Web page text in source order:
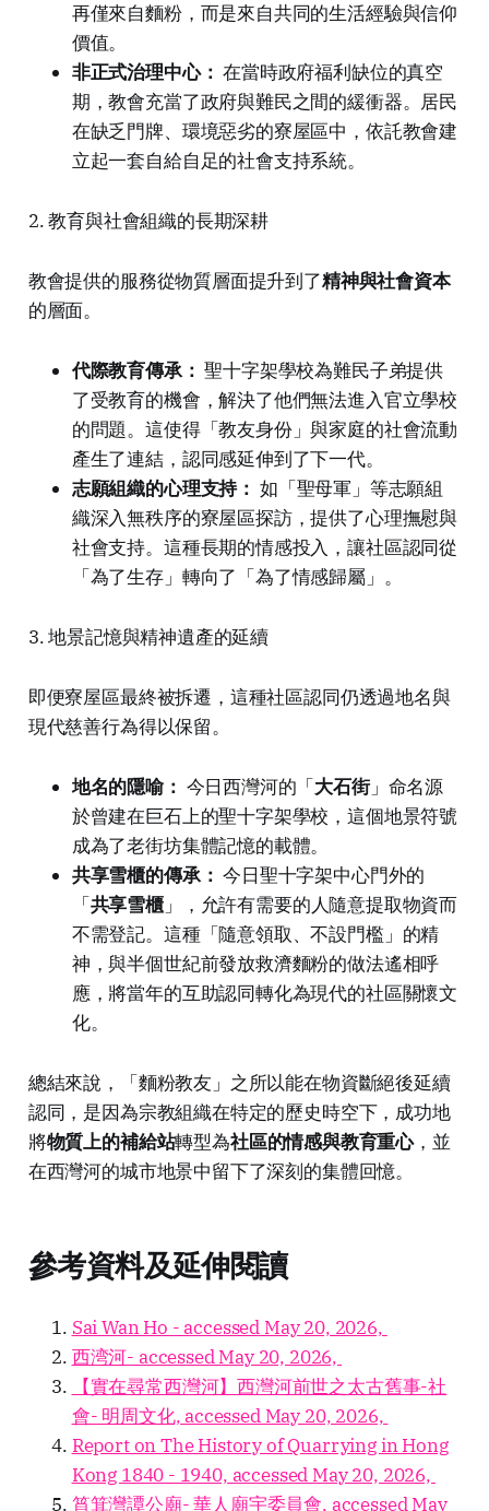
再僅來自麵粉，而是來自共同的生活經驗與信仰
價值。
非正式治理中心： 在當時政府福利缺位的真空
期，教會充當了政府與難民之間的緩衝器。居民
在缺乏門牌、環境惡劣的寮屋區中，依託教會建
立起一套自給自足的社會支持系統。
2. 教育與社會組織的長期深耕
教會提供的服務從物質層面提升到了精神與社會資本
的層面。
代際教育傳承： 聖十字架學校為難民子弟提供
了受教育的機會，解決了他們無法進入官立學校
的問題。這使得「教友身份」與家庭的社會流動
產生了連結，認同感延伸到了下一代。
志願組織的心理支持： 如「聖母軍」等志願組
織深入無秩序的寮屋區探訪，提供了心理撫慰與
社會支持。這種長期的情感投入，讓社區認同從
「為了生存」轉向了「為了情感歸屬」。
3. 地景記憶與精神遺產的延續
即便寮屋區最終被拆遷，這種社區認同仍透過地名與
現代慈善行為得以保留。
地名的隱喻： 今日西灣河的「大石街」命名源
於曾建在巨石上的聖十字架學校，這個地景符號
成為了老街坊集體記憶的載體。
共享雪櫃的傳承： 今日聖十字架中心門外的
「共享雪櫃」，允許有需要的人隨意提取物資而
不需登記。這種「隨意領取、不設門檻」的精
神，與半個世紀前發放救濟麵粉的做法遙相呼
應，將當年的互助認同轉化為現代的社區關懷文
化。
總結來說，「麵粉教友」之所以能在物資斷絕後延續
認同，是因為宗教組織在特定的歷史時空下，成功地
將物質上的補給站轉型為社區的情感與教育重心，並
在西灣河的城市地景中留下了深刻的集體回憶。
參考資料及延伸閱讀
Sai Wan Ho - accessed May 20, 2026,
西湾河- accessed May 20, 2026,
【實在尋常西灣河】西灣河前世之太古舊事-社
會- 明周文化, accessed May 20, 2026,
Report on The History of Quarrying in Hong
Kong 1840 - 1940, accessed May 20, 2026,
筲箕灣譚公廟- 華人廟宇委員會, accessed May